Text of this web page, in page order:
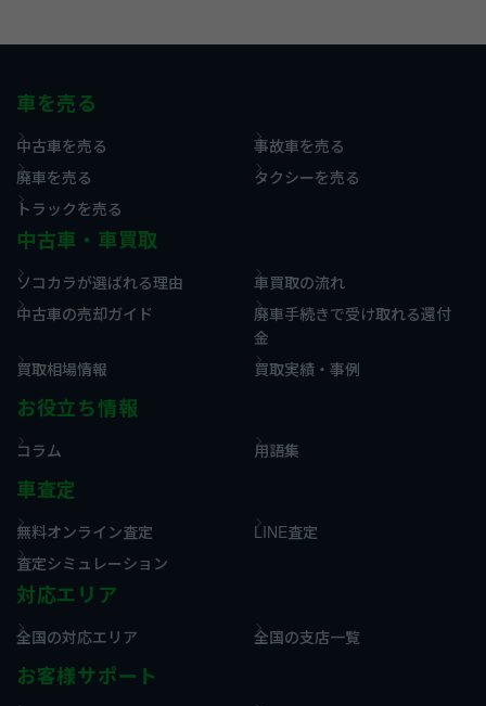
車を売る
中古車を売る
事故車を売る
廃車を売る
タクシーを売る
トラックを売る
中古車・車買取
ソコカラが選ばれる理由
車買取の流れ
中古車の売却ガイド
廃車手続きで受け取れる還付
金
買取相場情報
買取実績・事例
お役立ち情報
コラム 用語集
車査定
無料オンライン査定
LINE査定
査定シミュレーション
対応エリア
全国の対応エリア 全国の支店一覧
お客様サポート